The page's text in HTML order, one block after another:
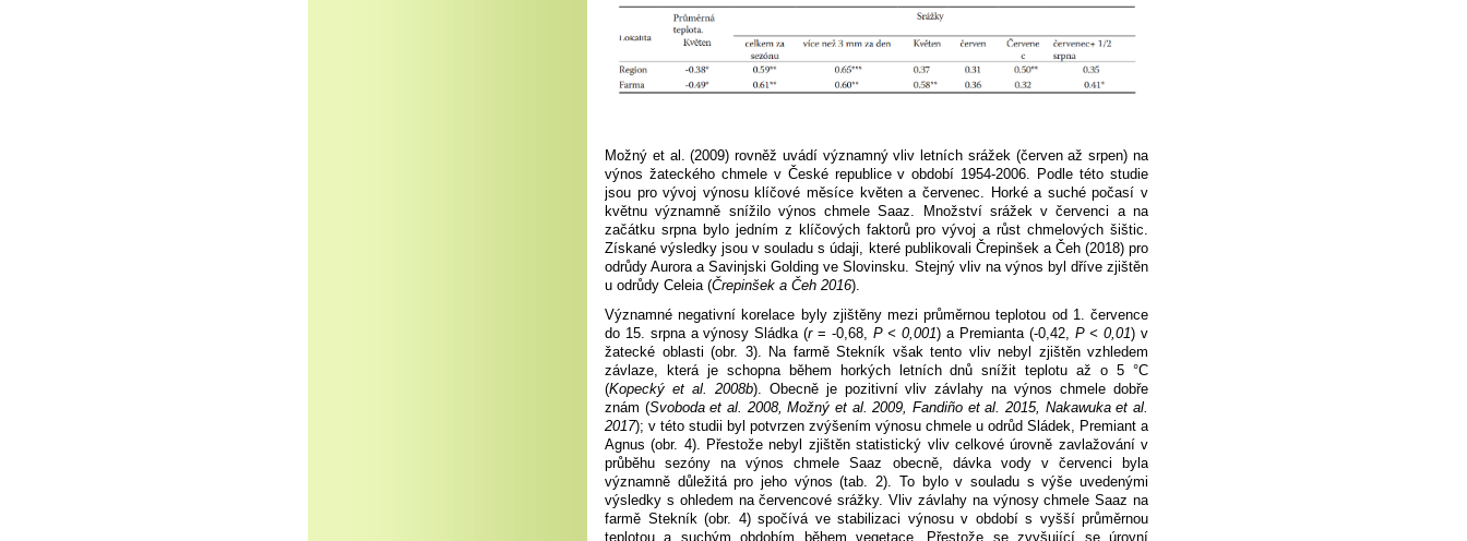
Možný et al. (2009) rovněž uvádí významný vliv letních srážek (červen až srpen) na
výnos žateckého chmele v České republice v období 1954-2006. Podle této studie
jsou pro vývoj výnosu klíčové měsíce květen a červenec. Horké a suché počasí v
květnu významně snížilo výnos chmele Saaz. Množství srážek v červenci a na
začátku srpna bylo jedním z klíčových faktorů pro vývoj a růst chmelových šištic.
Získané výsledky jsou v souladu s údaji, které publikovali Črepinšek a Čeh (2018) pro
odrůdy Aurora a Savinjski Golding ve Slovinsku. Stejný vliv na výnos byl dříve zjištěn
u odrůdy Celeia (Črepinšek a Čeh 2016).
Významné negativní korelace byly zjištěny mezi průměrnou teplotou od 1. července
do 15. srpna a výnosy Sládka (r= -0,68, P < 0,001) a Premianta (-0,42, P < 0,01) v
žatecké oblasti (obr. 3). Na farmě Stekník však tento vliv nebyl zjištěn vzhledem
závlaze, která je schopna během horkých letních dnů snížit teplotu až o 5 °C
(Kopecký et al. 2008b). Obecně je pozitivní vliv závlahy na výnos chmele dobře
znám (Svoboda et al. 2008, Možný et al. 2009, Fandiño et al. 2015, Nakawuka et al.
2017); v této studii byl potvrzen zvýšením výnosu chmele u odrůd Sládek, Premiant a
Agnus (obr. 4). Přestože nebyl zjištěn statistický vliv celkové úrovně zavlažování v
průběhu sezóny na výnos chmele Saaz obecně, dávka vody v červenci byla
významně důležitá pro jeho výnos (tab. 2). To bylo v souladu s výše uvedenými
výsledky s ohledem na červencové srážky. Vliv závlahy na výnosy chmele Saaz na
farmě Stekník (obr. 4) spočívá ve stabilizaci výnosu v období s vyšší průměrnou
teplotou a suchým obdobím během vegetace. Přestože se zvyšující se úrovní